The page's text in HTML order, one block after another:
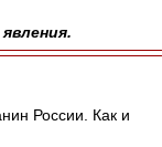
России. Как и